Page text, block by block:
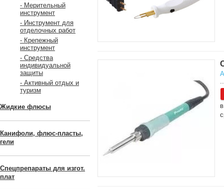
- Мерительный
инструмент
- Инструмент для
отделочных работ
- Крепежный
инструмент
- Средства
индивидуальной
защиты
- Активный отдых и
туризм
Жидкие флюсы
Канифоли, флюс-пласты,
гели
Спецпрепараты для изгот.
плат
..